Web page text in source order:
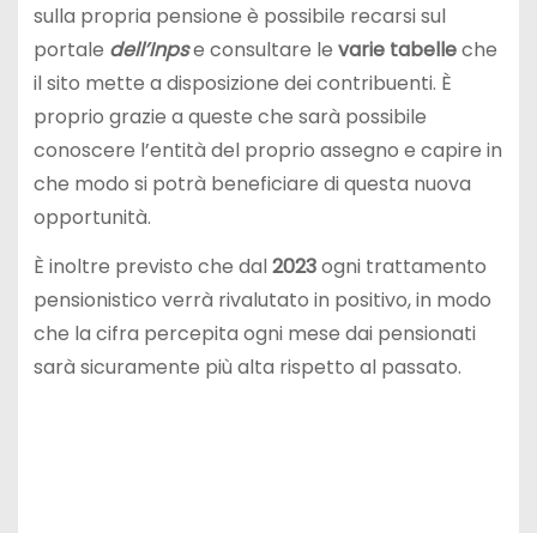
sulla propria pensione è possibile recarsi sul
portale dell’Inpse consultare le varie tabelleche
il sito mette a disposizione dei contribuenti. È
proprio grazie a queste che sarà possibile
conoscere l’entità del proprio assegno e capire in
che modo si potrà beneficiare di questa nuova
opportunità.
È inoltre previsto che dal2023ogni trattamento
pensionistico verrà rivalutato in positivo, in modo
che la cifra percepita ogni mese dai pensionati
sarà sicuramente più alta rispetto al passato.